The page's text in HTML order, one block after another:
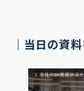
｜当日の資